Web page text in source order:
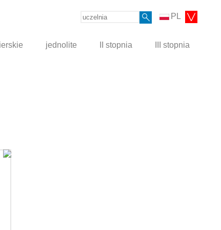
PL
jednolite II stopnia III stopnia